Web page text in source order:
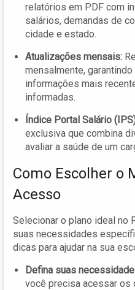
relatórios em PDF com
salários, demandas de
cidade e estado.
Atualizações mensais:
mensalmente,
informações mais
informadas.
Índice Portal Salário
exclusiva que combina
avaliar a saúde de um
Como Escolher o
Acesso
Selecionar o plano ideal no
suas necessidades
dicas para ajudar na sua
Defina suas
você precisa acessar os